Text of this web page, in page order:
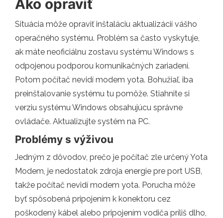
Ako opraviť
Situácia môže opraviť inštaláciu aktualizácií vášho
operačného systému. Problém sa často vyskytuje,
ak máte neoficiálnu zostavu systému Windows s
odpojenou podporou komunikačných zariadení.
Potom počítač nevidí modem yota. Bohužiaľ, iba
preinštalovanie systému tu pomôže. Stiahnite si
verziu systému Windows obsahujúcu správne
ovládače. Aktualizujte systém na PC.
Problémy s výživou
Jedným z dôvodov, prečo je počítač zle určený Yota
Modem, je nedostatok zdroja energie pre port USB,
takže počítač nevidí modem yota. Porucha môže
byť spôsobená pripojením k konektoru cez
poškodený kábel alebo pripojením vodiča príliš dlho,